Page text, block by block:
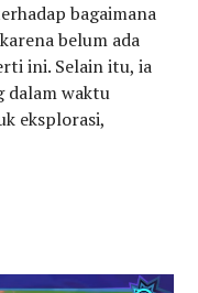
bagaimana
belum ada
ini. Selain itu, ia
dalam waktu
eksplorasi,